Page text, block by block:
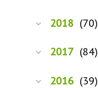
2018 (70)
2017 (84)
2016 (39)